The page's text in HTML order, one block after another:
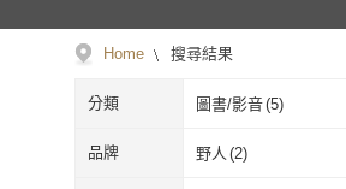
Home 搜尋結果
分類 圖書/影音(5)
品牌 野人 (2)